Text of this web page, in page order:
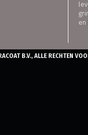
en
B.V., ALLE RECHTEN